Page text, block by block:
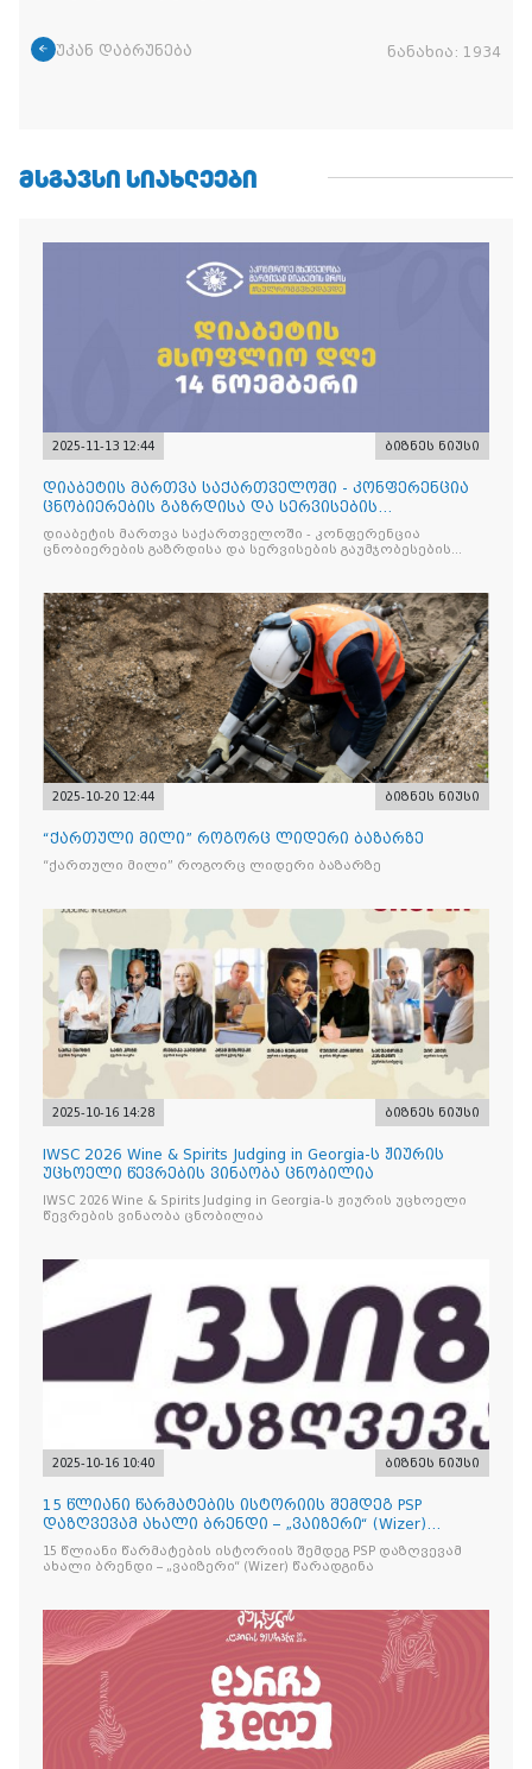
უკან დაბრუნება ნანახია: 1934
ᲛᲡᲒᲐᲕᲡᲘ ᲡᲘᲐᲮᲚᲔᲔᲑᲘ
2025-11-13 12:44 ბიზნეს ნიუსი
დიაბეტის მართვა საქართველოში - კონფერენცია
ცნობიერების გაზრდისა და სერვისების
გაუმჯობესების მიზნით
დიაბეტის მართვა საქართველოში - კონფერენცია
ცნობიერების გაზრდისა და სერვისების გაუმჯობესების
2025-10-20 12:44 ბიზნეს ნიუსი
“ქართული მილი” როგორც ლიდერი ბაზარზე
“ქართული მილი” როგორც ლიდერი ბაზარზე
2025-10-16 14:28 ბიზნეს ნიუსი
IWSC 2026 Wine & Spirits Judging in Georgia-ს ჟიურის
უცხოელი წევრების ვინაობა ცნობილია
IWSC 2026 Wine & Spirits Judging in Georgia-ს ჟიურის უცხოელი
წევრების ვინაობა ცნობილია
2025-10-16 10:40 ბიზნეს ნიუსი
15 წლიანი წარმატების ისტორიის შემდეგ PSP
დაზღვევამ ახალი ბრენდი – „ვაიზერი“ (Wizer)
წარადგინა
15 წლიანი წარმატების ისტორიის შემდეგ PSP დაზღვევამ
ახალი ბრენდი – „ვაიზერი“ (Wizer) წარადგინა